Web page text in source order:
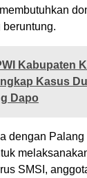
Kabupaten
Kasus
Dapo
dengan
SMSI,